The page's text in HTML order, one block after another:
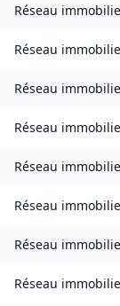
Réseau
Réseau
Réseau
Réseau
Réseau
Réseau
Réseau
Réseau